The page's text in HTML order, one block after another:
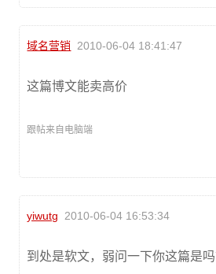
域名营销 2010-06-04 18:41:47
这篇博文能卖高价
跟帖来自电脑端
yiwutg 2010-06-04 16:53:34
到处是软文，弱问一下你这篇是